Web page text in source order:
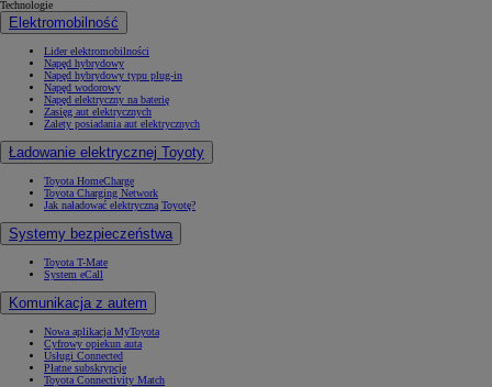
Technologie
Elektromobilność
Lider elektromobilności
Napęd hybrydowy
Napęd hybrydowy typu plug-in
Napęd wodorowy
Napęd elektryczny na baterię
Zasięg aut elektrycznych
Zalety posiadania aut elektrycznych
Ładowanie elektrycznej Toyoty
Toyota HomeCharge
Toyota Charging Network
Jak naładować elektryczną Toyotę?
Systemy bezpieczeństwa
Toyota T-Mate
System eCall
Komunikacja z autem
Nowa aplikacja MyToyota
Cyfrowy opiekun auta
Usługi Connected
Płatne subskrypcje
Toyota Connectivity Match